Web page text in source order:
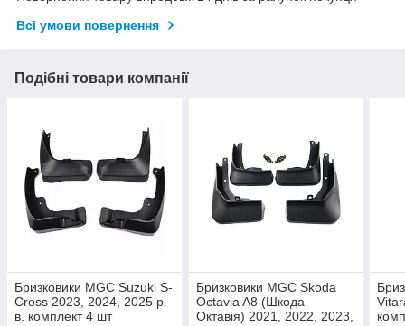
Всі умови повернення
Подібні товари компанії
Бризковики MGC Suzuki S-
Cross 2023, 2024, 2025 р.
в. комплект 4 шт
Бризковики MGC Skoda
Octavia A8 (Шкода
Октавія) 2021, 2022, 2023,